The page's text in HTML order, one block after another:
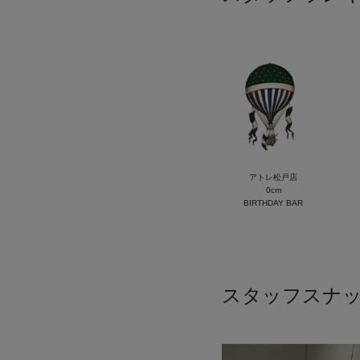
アトレ松戸店
0cm
BIRTHDAY BAR
スタッフスナ